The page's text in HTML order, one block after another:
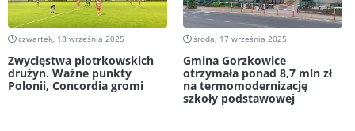
czwartek, 18 września 2025
Zwycięstwa piotrkowskich
drużyn. Ważne punkty
Polonii, Concordia gromi
środa, 17 września 2025
Gmina Gorzkowice
otrzymała ponad 8,7 mln zł
na termomodernizację
szkoły podstawowej